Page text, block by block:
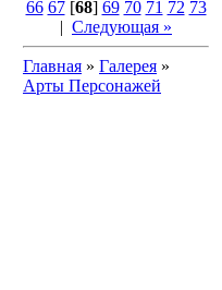
66 67[68] 69 70 71 72 73
| Следующая »
Главная » Галерея »
Арты Персонажей